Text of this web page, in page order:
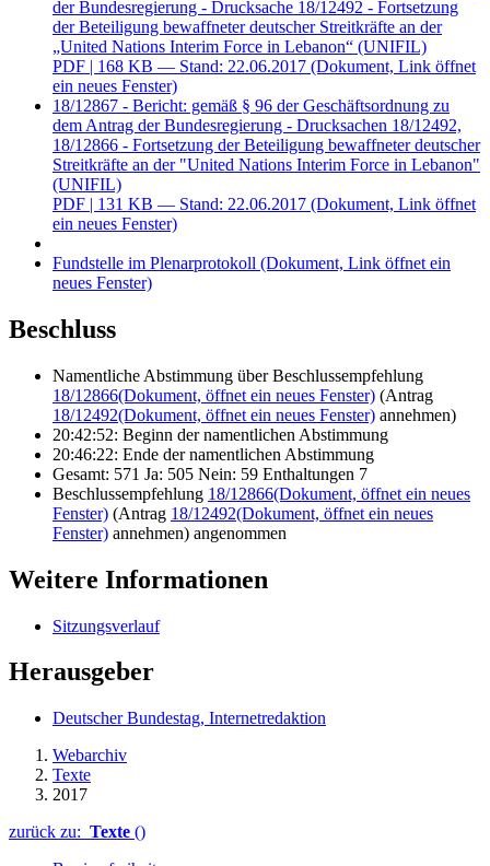
der Bundesregierung - Drucksache 18/12492 - Fortsetzung
der Beteiligung bewaffneter deutscher Streitkräfte an der
„United Nations Interim Force in Lebanon“ (UNIFIL)
PDF | 168 KB — Stand: 22.06.2017 (Dokument, Link öffnet
ein neues Fenster)
18/12867 - Bericht: gemäß § 96 der Geschäftsordnung zu
dem Antrag der Bundesregierung - Drucksachen 18/12492,
18/12866 - Fortsetzung der Beteiligung bewaffneter deutscher
Streitkräfte an der "United Nations Interim Force in Lebanon"
(UNIFIL)
PDF | 131 KB — Stand: 22.06.2017 (Dokument, Link öffnet
ein neues Fenster)
Fundstelle im Plenarprotokoll (Dokument, Link öffnet ein
neues Fenster)
Beschluss
Namentliche Abstimmung über Beschlussempfehlung
18/12866(Dokument, öffnet ein neues Fenster) (Antrag
18/12492(Dokument, öffnet ein neues Fenster) annehmen)
20:42:52: Beginn der namentlichen Abstimmung
20:46:22: Ende der namentlichen Abstimmung
Gesamt: 571 Ja: 505 Nein: 59 Enthaltungen 7
Beschlussempfehlung 18/12866(Dokument, öffnet ein neues
Fenster) (Antrag 18/12492(Dokument, öffnet ein neues
Fenster) annehmen) angenommen
Weitere Informationen
Sitzungsverlauf
Herausgeber
Deutscher Bundestag, Internetredaktion
Webarchiv
Texte
2017
zurück zu: Texte ()